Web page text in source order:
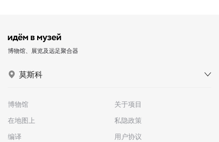
博物馆、展览及远足聚合器
莫斯科
博物馆
在地图上
编译
关于项目
私隐政策
用户协议